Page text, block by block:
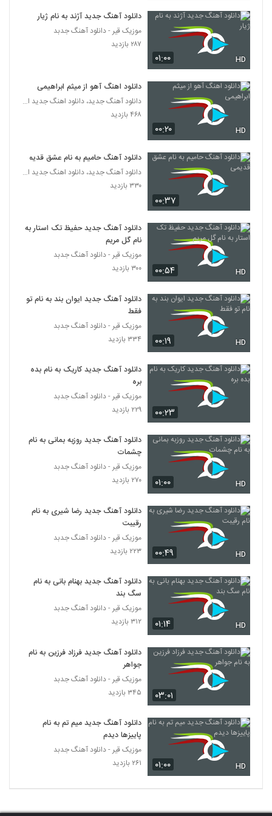
آهنگ خودش میدونست از جهان پایدار(پاپ)
6507
آهنگ علیرضا بیرانوند بنام عشق یعنی تو
۳۶۳ بازدید
6508
آهنگ جایی نرو از آرش صبور(پاپ)
۲۲۵ بازدید
سینا مافی آهنگ یه ون دزد
6510
۲۳۸ بازدید
آهنگ شمس بنام همه چی حله
۲۰۹ بازدید
آهنگ هر از گاهی از علی اردلان(پاپ)
6513
۲۵۵ بازدید
6514
دانلود آهنگ یادت بخیر از بنیامین اسماعیلی
۲۹۱ بازدید
آهنگ جواد کرد بنام بابایی
6516
دانلود آهنگ جدید و زیبای زئوس با نام تب تند
۲۲۴ بازدید
دانلود آهنگ میثم ابراهیمی ترس
۳۸۶ بازدید
یونس علی اکبری آهنگ تنهایی
6519
دی جی نوید آهنگ ایچیمدکی دومان
آهنگ علیرضا خدایی بنام بگو عاشقتم
۲۳۱ بازدید
دانلود آهنگ حامی پیراسته سکوی آبی
آهنگ علیرضا تی آر دی بنام توهم
۰۱:۰۰ HD
دانلود آهنگ جدید آژند به نام ژیار
موزیک قیر - دانلود آهنگ جدبد
۲۸۷ بازدید
۰۰:۲۰ HD
دانلود اهنگ آهو از میثم ابراهیمی
دانلود آهنگ جدید، دانلود اهنگ جدید ایرانی
۴۶۸ بازدید
۰۰:۳۷
دانلود آهنگ حامیم به نام عشق قدیمی
دانلود آهنگ جدید، دانلود اهنگ جدید ایرانی
۳۳۰ بازدید
۰۰:۵۴ HD
دانلود آهنگ جدید حفیظ تک استار به
نام گل مریم
موزیک قیر - دانلود آهنگ جدبد
۳۰۰ بازدید
۰۰:۱۹ HD
دانلود آهنگ جدید ایوان بند به نام تو
فقط
موزیک قیر - دانلود آهنگ جدبد
۳۳۴ بازدید
۰۰:۲۳
دانلود آهنگ جدید کاریک به نام بده
بره
موزیک قیر - دانلود آهنگ جدبد
۲۲۹ بازدید
۰۱:۰۰ HD
دانلود آهنگ جدید روزبه بمانی به نام
چشمات
موزیک قیر - دانلود آهنگ جدبد
۲۷۰ بازدید
۰۰:۴۹ HD
دانلود آهنگ جدید رضا شیری به نام
رقیبت
موزیک قیر - دانلود آهنگ جدبد
۲۲۳ بازدید
۰۱:۱۴ HD
دانلود آهنگ جدید بهنام بانی به نام
سگ بند
موزیک قیر - دانلود آهنگ جدبد
۳۱۲ بازدید
۰۳:۰۱
دانلود آهنگ جدید فرزاد فرزین به نام
جواهر
موزیک قیر - دانلود آهنگ جدبد
۳۴۵ بازدید
۰۱:۰۰ HD
دانلود آهنگ جدید میم تم به نام
پاییزها دیدم
موزیک قیر - دانلود آهنگ جدبد
۲۶۱ بازدید